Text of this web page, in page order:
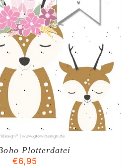
Plotterdatei
€6,95